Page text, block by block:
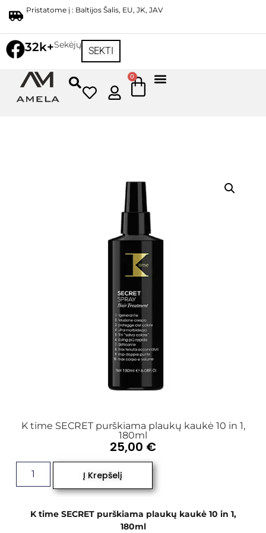
Pristatome į : Baltijos Šalis, EU, JK, JAV
32k+Sekėjų
SEKTI
0
K time SECRET purškiama plaukų kaukė 10 in 1,
180ml
K time SECRET purškiama plaukų kaukė 10 in 1,
180ml
25,00 €
Į Krepšelį